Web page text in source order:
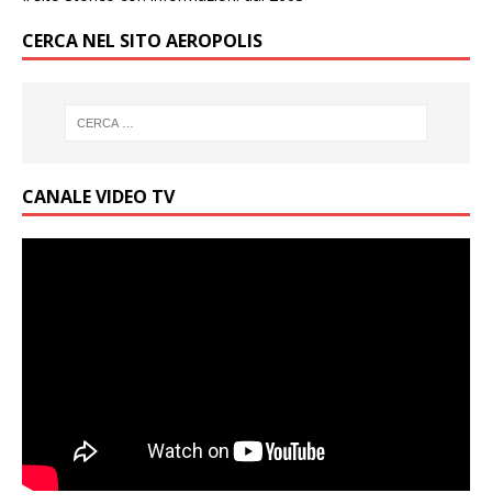
CERCA NEL SITO AEROPOLIS
CANALE VIDEO TV